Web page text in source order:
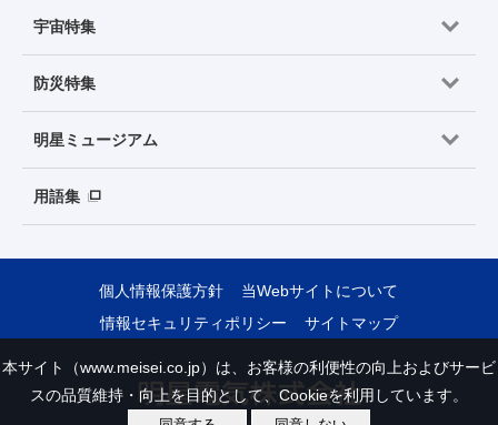
宇宙特集
防災特集
明星ミュージアム
用語集
個人情報保護方針
当Webサイトについて
情報セキュリティポリシー
サイトマップ
本サイト（www.meisei.co.jp）は、お客様の利便性の向上およびサービ
スの品質維持・向上を目的として、Cookieを利用しています。